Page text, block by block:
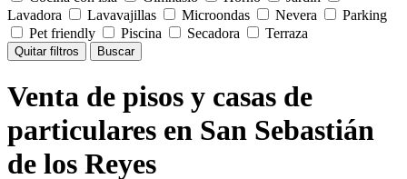
Lavadora
Lavavajillas Microondas Nevera
Parking
Pet friendly
Piscina Secadora Terraza
Quitar filtros Buscar
Venta de pisos y casas de
particulares en San Sebastián
de los Reyes